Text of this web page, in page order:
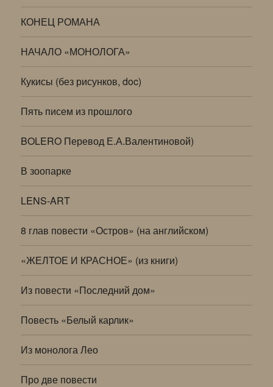
КОНЕЦ РОМАНА
НАЧАЛО «МОНОЛОГА»
Кукисы (без рисунков, doc)
Пять писем из прошлого
BOLERO Перевод Е.А.Валентиновой)
В зоопарке
LENS-ART
8 глав повести «Остров» (на английском)
«ЖЕЛТОЕ И КРАСНОЕ» (из книги)
Из повести «Последний дом»
Повесть «Белый карлик»
Из монолога Лео
Про две повести